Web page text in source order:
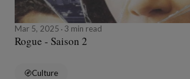
Mar 5, 2025 3 min read
Rogue - Saison 2
Culture